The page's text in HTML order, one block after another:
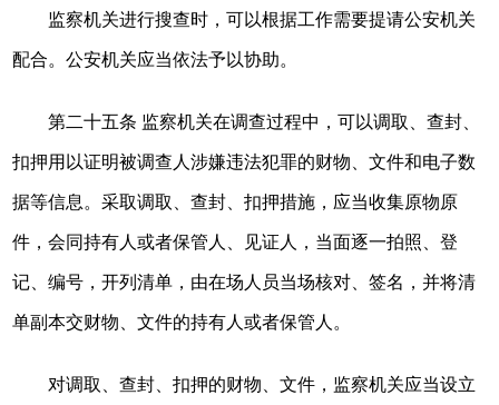
监察机关进行搜查时，可以根据工作需要提请公安机关
配合。公安机关应当依法予以协助。
第二十五条 监察机关在调查过程中，可以调取、查封、
扣押用以证明被调查人涉嫌违法犯罪的财物、文件和电子数
据等信息。采取调取、查封、扣押措施，应当收集原物原
件，会同持有人或者保管人、见证人，当面逐一拍照、登
记、编号，开列清单，由在场人员当场核对、签名，并将清
单副本交财物、文件的持有人或者保管人。
对调取、查封、扣押的财物、文件，监察机关应当设立